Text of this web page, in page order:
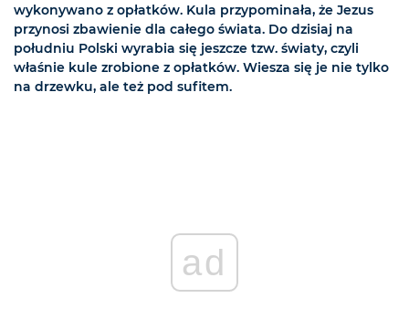
wykonywano z opłatków. Kula przypominała, że Jezus
przynosi zbawienie dla całego świata. Do dzisiaj na
południu Polski wyrabia się jeszcze tzw. światy, czyli
właśnie kule zrobione z opłatków. Wiesza się je nie tylko
na drzewku, ale też pod sufitem.
ad